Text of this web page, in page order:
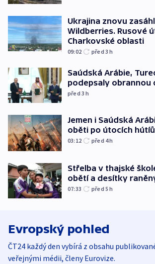
Ukrajina znovu
Wildberries. Rusové
Charkovské oblasti
09:02 před 3h
Saúdská Arábie,
podepsaly obrannou
před 3h
Jemen i Saúdská
oběti po útocích hútíů
03:12 před 4h
Střelba v thajské
obětí a desítky
07:33 před 5h
Evropský pohled
ČT24 každý den vybírá z obsahu
veřejnými médii, členy Eurovize.